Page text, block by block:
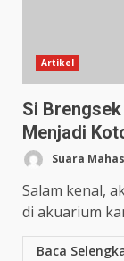
Artikel
Si Brengsek
Menjadi
Suara
Salam kenal,
di akuarium
Baca